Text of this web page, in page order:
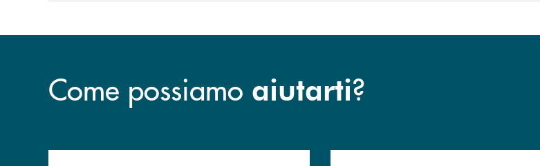
Come possiamo aiutarti?